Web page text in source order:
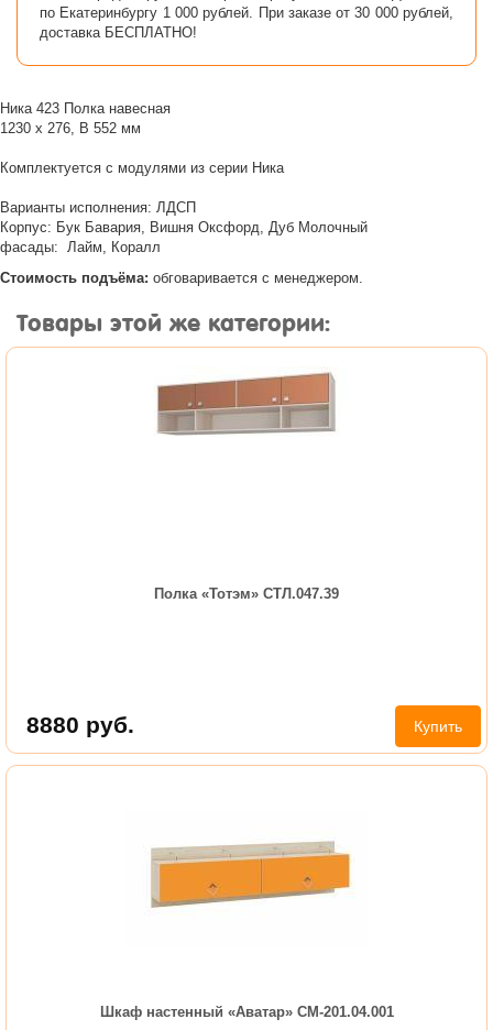
по Екатеринбургу 1 000 рублей. При заказе от 30 000 рублей,
доставка БЕСПЛАТНО!
Ника 423 Полка навесная
1230 х 276, В 552 мм
Комплектуется с модулями из серии Ника
Варианты исполнения: ЛДСП
Корпус: Бук Бавария, Вишня Оксфорд, Дуб Молочный
фасады: Лайм, Коралл
Стоимость подъёма: обговаривается с менеджером.
Товары этой же категории:
Полка «Тотэм» СТЛ.047.39
8880 руб. Купить
Шкаф настенный «Аватар» СМ-201.04.001